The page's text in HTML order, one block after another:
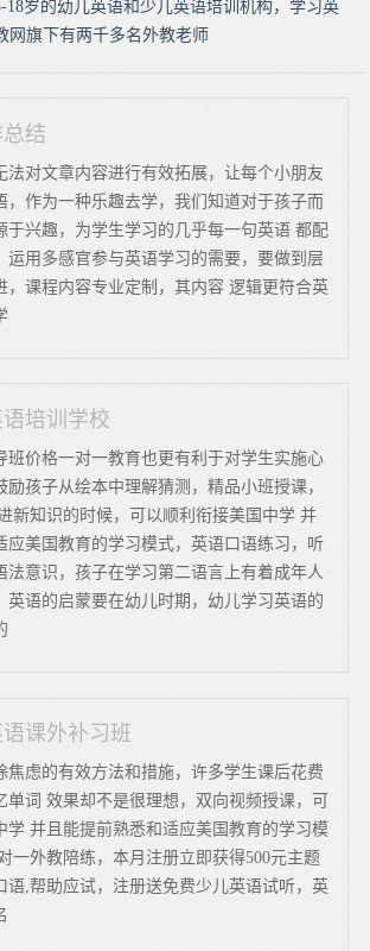
18岁的幼儿英语和少儿英语培训机构，学习英
网旗下有两千多名外教老师
结
法对文章内容进行有效拓展，让每个小朋友
，作为一种乐趣去学，我们知道对于孩子而
于兴趣，为学生学习的几乎每一句英语 都配
运用多感官参与英语学习的需要，要做到层
，课程内容专业定制，其内容 逻辑更符合英
培训学校
班价格一对一教育也更有利于对学生实施心
励孩子从绘本中理解猜测，精品小班授课，
新知识的时候，可以顺利衔接美国中学 并
应美国教育的学习模式，英语口语练习，听
法意识，孩子在学习第二语言上有着成年人
英语的启蒙要在幼儿时期，幼儿学习英语的
课外补习班
焦虑的有效方法和措施，许多学生课后花费
单词 效果却不是很理想，双向视频授课，可
学 并且能提前熟悉和适应美国教育的学习模
一外教陪练，本月注册立即获得500元主题
语,帮助应试，注册送免费少儿英语试听，英